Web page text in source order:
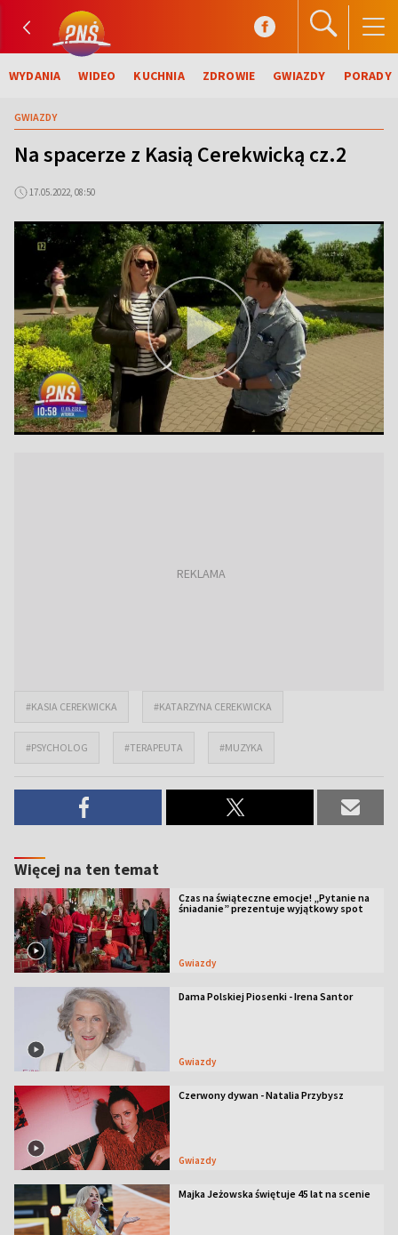
WYDANIA WIDEO KUCHNIA ZDROWIE GWIAZDY PORADY
GWIAZDY
Na spacerze z Kasią Cerekwicką cz.2
17.05.2022, 08:50
#KASIA CEREKWICKA #KATARZYNA CEREKWICKA
#PSYCHOLOG #TERAPEUTA #MUZYKA
Więcej na ten temat
Czas na świąteczne emocje! „Pytanie na
śniadanie” prezentuje wyjątkowy spot
Gwiazdy
Dama Polskiej Piosenki - Irena Santor
Gwiazdy
Czerwony dywan - Natalia Przybysz
Gwiazdy
Majka Jeżowska świętuje 45 lat na scenie